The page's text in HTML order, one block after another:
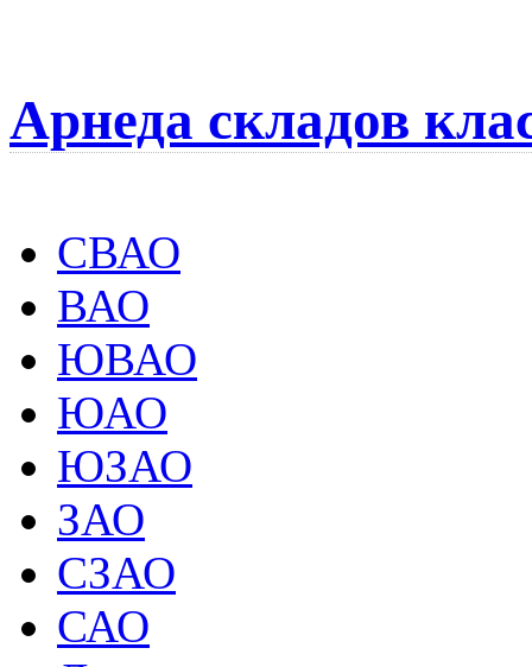
Арнеда складов
СВАО
ВАО
ЮВАО
ЮАО
ЮЗАО
ЗАО
СЗАО
САО